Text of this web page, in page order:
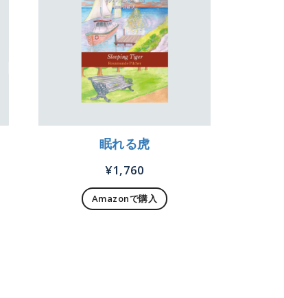
眠れる虎
¥1,760
Amazonで購入